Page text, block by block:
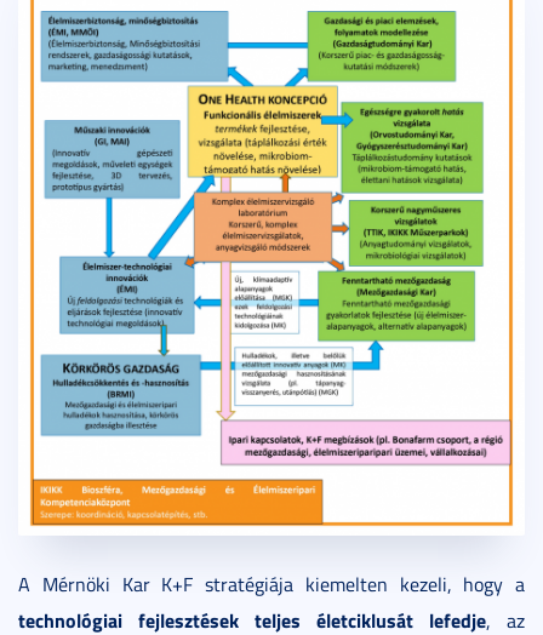
A Mérnöki Kar K+F stratégiája kiemelten kezeli, hogy a
technológiai fejlesztések teljes életciklusát lefedje, az